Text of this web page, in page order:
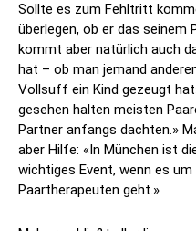
Sollte es zum Fehltritt
überlegen, ob er das seinem
kommt aber natürlich auch
hat – ob man jemand
Vollsuff ein Kind gezeugt
gesehen halten meisten
Partner anfangs dachten.»
aber Hilfe: «In München ist
wichtiges Event, wenn es
Paartherapeuten geht.»